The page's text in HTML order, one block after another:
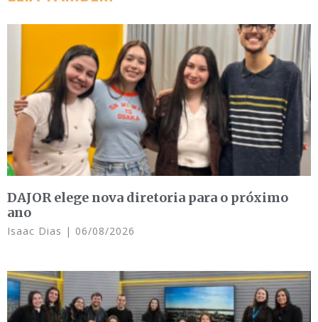
DAJOR elege nova diretoria para o próximo
ano
Isaac Dias 06/08/2026